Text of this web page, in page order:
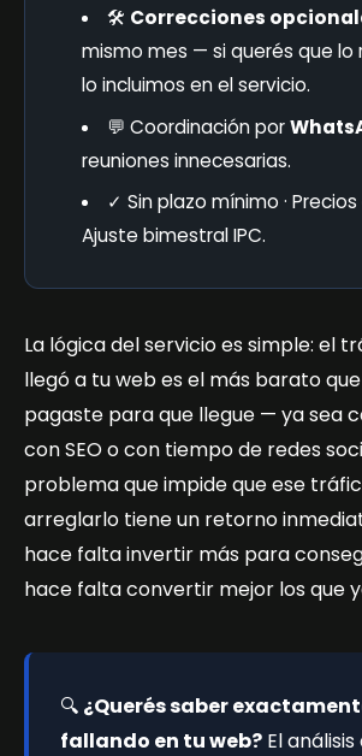
🛠️ Correcciones
mismo mes — si querés que lo
lo incluimos en el servicio.
💬 Coordinación por
reuniones innecesarias.
✓ Sin plazo mínimo · Precios
Ajuste bimestral IPC.
La lógica del servicio es simple: el
llegó a tu web es el más barato
pagaste para que llegue — ya sea
con SEO o con tiempo de redes
problema que impide que ese
arreglarlo tiene un retorno
hace falta invertir más para
hace falta convertir mejor los que
🔍 ¿Querés saber
fallando en tu web? El